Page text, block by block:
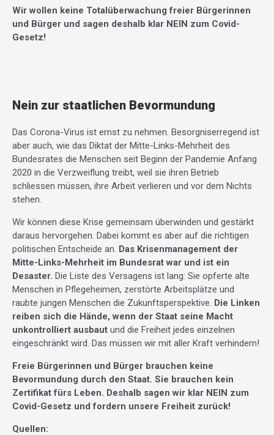
Wir wollen keine Totalüberwachung freier Bürgerinnen
und Bürger und sagen deshalb klar NEIN zum Covid-
Gesetz!
Nein zur staatlichen Bevormundung
Das Corona-Virus ist ernst zu nehmen. Besorgniserregend ist
aber auch, wie das Diktat der Mitte-Links-Mehrheit des
Bundesrates die Menschen seit Beginn der Pandemie Anfang
2020 in die Verzweiflung treibt, weil sie ihren Betrieb
schliessen müssen, ihre Arbeit verlieren und vor dem Nichts
stehen.
Wir können diese Krise gemeinsam überwinden und gestärkt
daraus hervorgehen. Dabei kommt es aber auf die richtigen
politischen Entscheide an. Das Krisenmanagement der
Mitte-Links-Mehrheit im Bundesrat war und ist ein
Desaster. Die Liste des Versagens ist lang: Sie opferte alte
Menschen in Pflegeheimen, zerstörte Arbeitsplätze und
raubte jungen Menschen die Zukunftsperspektive. Die Linken
reiben sich die Hände, wenn der Staat seine Macht
unkontrolliert ausbaut und die Freiheit jedes einzelnen
eingeschränkt wird. Das müssen wir mit aller Kraft verhindern!
Freie Bürgerinnen und Bürger brauchen keine
Bevormundung durch den Staat. Sie brauchen kein
Zertifikat fürs Leben. Deshalb sagen wir klar NEIN zum
Covid-Gesetz und fordern unsere Freiheit zurück!
Quellen: